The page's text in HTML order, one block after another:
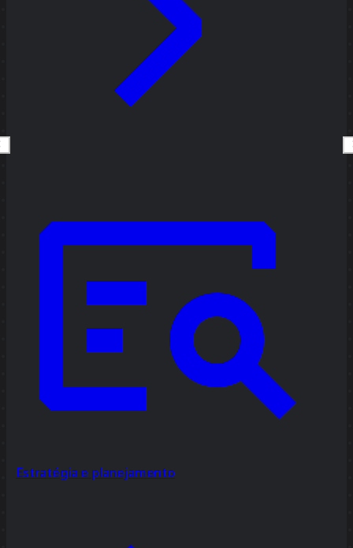
Estratégia e planejamento